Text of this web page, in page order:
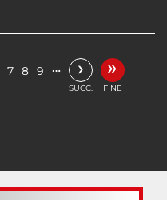
7 8 9 … ›
SUCC.
»
FINE